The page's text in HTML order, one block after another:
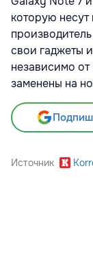
которую несут
свои гаджеты
независимо
заменены на
Источник